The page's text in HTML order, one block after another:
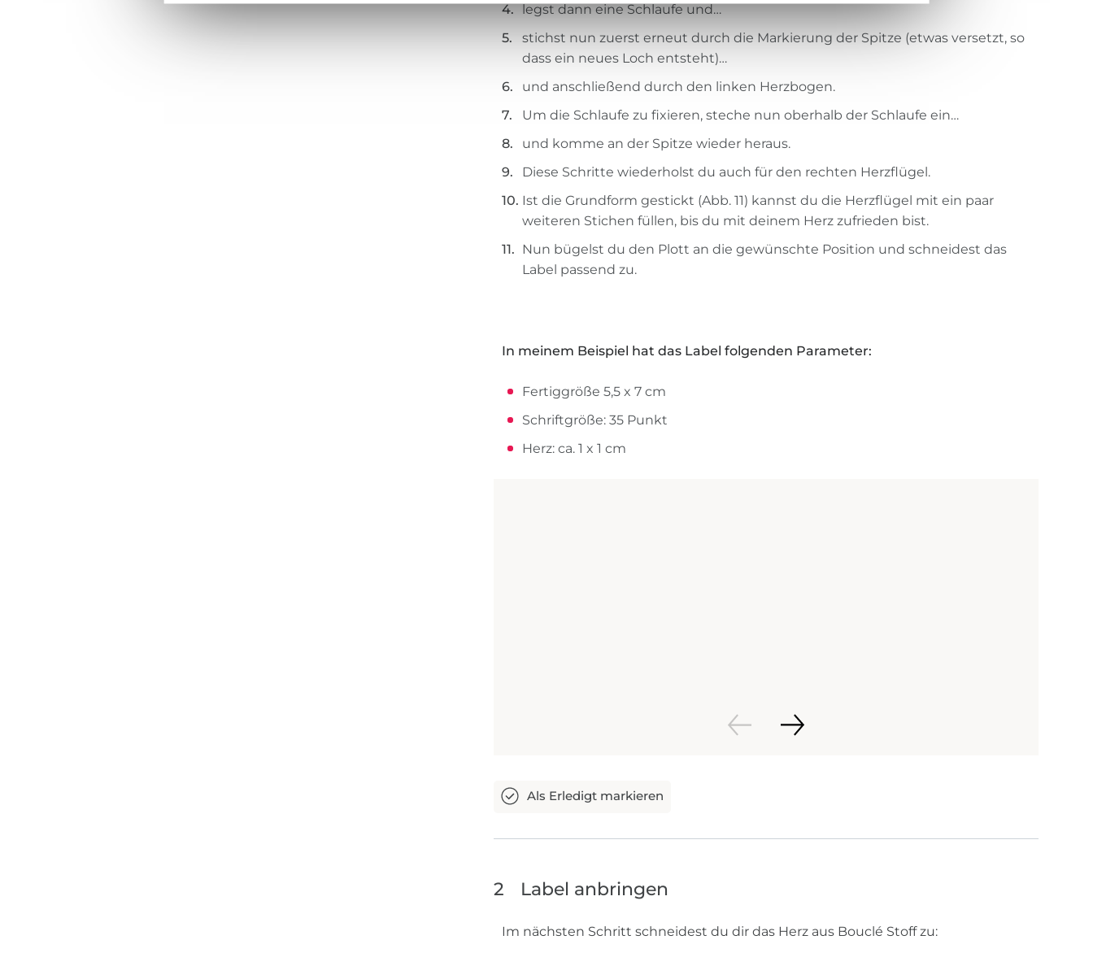
legst dann eine Schlaufe und…
stichst nun zuerst erneut durch die Markierung der Spitze (etwas versetzt, so
dass ein neues Loch entsteht)…
und anschließend durch den linken Herzbogen.
Um die Schlaufe zu fixieren, steche nun oberhalb der Schlaufe ein…
und komme an der Spitze wieder heraus.
Diese Schritte wiederholst du auch für den rechten Herzflügel.
Ist die Grundform gestickt (Abb. 11) kannst du die Herzflügel mit ein paar
weiteren Stichen füllen, bis du mit deinem Herz zufrieden bist.
Nun bügelst du den Plott an die gewünschte Position und schneidest das
Label passend zu.
In meinem Beispiel hat das Label folgenden Parameter:
Fertiggröße 5,5 x 7 cm
Schriftgröße: 35 Punkt
Herz: ca. 1 x 1 cm
2 Label anbringen
Im nächsten Schritt schneidest du dir das Herz aus Bouclé Stoff zu: